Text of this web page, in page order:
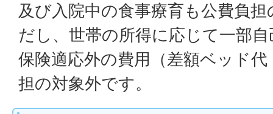
及び入院中の食事療育も公費負
だし、世帯の所得に応じて一部
保険適応外の費用（差額ベッド
担の対象外です。